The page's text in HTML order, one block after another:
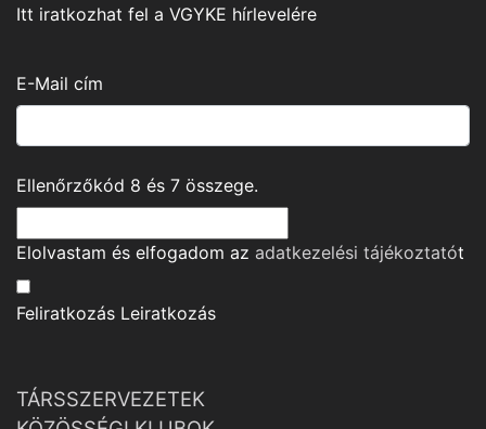
Itt iratkozhat fel a VGYKE hírlevelére
E-Mail cím
Ellenőrzőkód 8 és 7 összege.
Elolvastam és elfogadom az adatkezelési tájékoztatót
Feliratkozás Leiratkozás
TÁRSSZERVEZETEK